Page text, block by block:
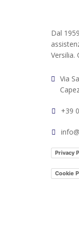
Dal
Versilia.
Via
+39
Privacy
Cookie